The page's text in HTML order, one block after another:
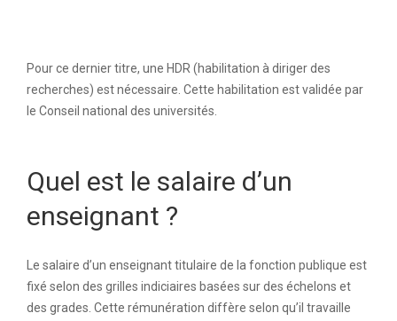
Pour ce dernier titre, une HDR (habilitation à diriger des
recherches) est nécessaire. Cette habilitation est validée par
le Conseil national des universités.
Quel est le salaire d’un
enseignant ?
Le salaire d’un enseignant titulaire de la fonction publique est
fixé selon des grilles indiciaires basées sur des échelons et
des grades. Cette rémunération diffère selon qu’il travaille